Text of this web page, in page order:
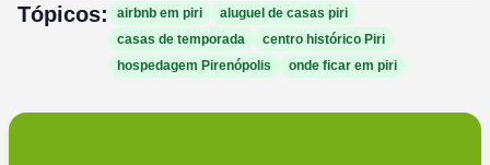
Tópicos: airbnb em piri
aluguel de casas piri
casas de temporada
centro histórico Piri
hospedagem Pirenópolis
onde ficar em piri